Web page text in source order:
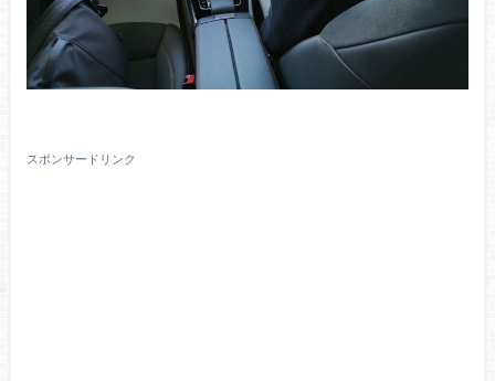
スポンサードリンク